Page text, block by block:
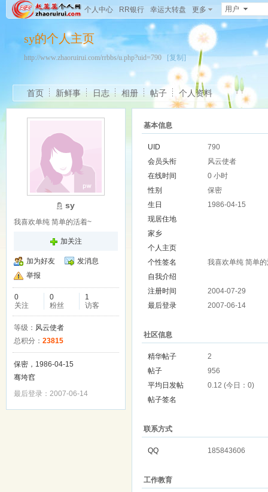
个人中心 RR银行 幸运大转盘 更多 用户
sy的个人主页
http://www.zhaoruirui.com/rrbbs/u.php?uid=790 [复制]
首页 新鲜事 日志 相册 帖子 个人资料
sy
我喜欢单纯 简单的活着~
加关注
加为好友
发消息
举报
0
关注
0
粉丝
1
访客
等级： 风云使者
总积分： 23815
保密，1986-04-15
骞垮窞
最后登录：2007-06-14
基本信息
UID
790
会员头衔
风云使者
在线时间
0 小时
性别
保密
生日
1986-04-15
现居住地
家乡
个人主页
个性签名
我喜欢单纯 简单
自我介绍
注册时间
2004-07-29
最后登录
2007-06-14
社区信息
精华帖子
2
帖子
956
平均日发帖
0.12 (今日：0)
帖子签名
联系方式
QQ 185843606
工作教育